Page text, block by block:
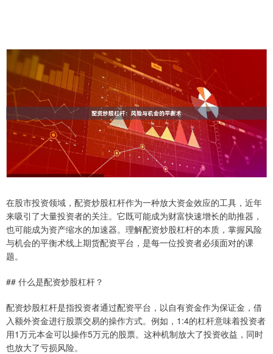
在股市投资领域，配资炒股杠杆作为一种放大资金效应的工具，近年
来吸引了大量投资者的关注。它既可能成为财富快速增长的助推器，
也可能成为资产缩水的加速器。理解配资炒股杠杆的本质，掌握风险
与机会的平衡术线上期货配资平台，是每一位投资者必须面对的课
题。
## 什么是配资炒股杠杆？
配资炒股杠杆是指投资者通过配资平台，以自有资金作为保证金，借
入额外资金进行股票交易的操作方式。例如，1:4的杠杆意味着投资者
用1万元本金可以操作5万元的股票。这种机制放大了投资收益，同时
也放大了亏损风险。